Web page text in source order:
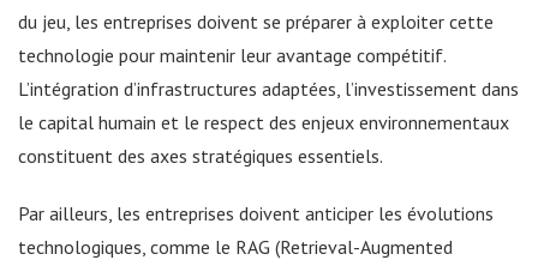
du jeu, les entreprises doivent se préparer à exploiter cette
technologie pour maintenir leur avantage compétitif.
L’intégration d’infrastructures adaptées, l’investissement dans
le capital humain et le respect des enjeux environnementaux
constituent des axes stratégiques essentiels.
Par ailleurs, les entreprises doivent anticiper les évolutions
technologiques, comme le RAG (Retrieval-Augmented